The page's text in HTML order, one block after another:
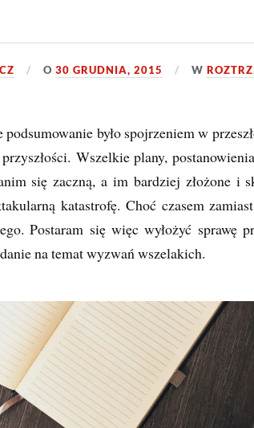
O30 GRUDNIA, 2015 W
podsumowanie było spojrzeniem w
Wszelkie plany,
się zaczną, a im bardziej złożone i
katastrofę. Choć czasem
Postaram się więc wyłożyć sprawę
na temat wyzwań wszelakich.